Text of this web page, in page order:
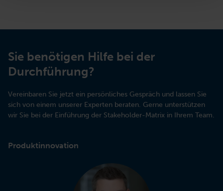
Umgang mit den persönlichen Daten unserer
Nutzer*innen finden Sie in unserer Datenschutzerklärung.
Sie benötigen Hilfe bei der
Durchführung?
Vereinbaren Sie jetzt ein persönliches Gespräch und lassen Sie
sich von einem unserer Experten beraten. Gerne unterstützen
wir Sie bei der Einführung der Stakeholder-Matrix in Ihrem Team.
Produktinnovation